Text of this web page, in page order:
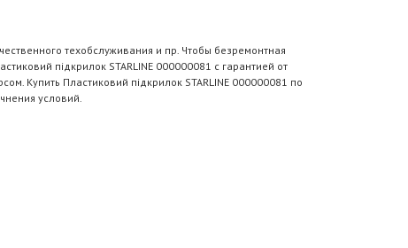
техобслуживания и пр. Чтобы безремонтная
пiдкрилок STARLINE 000000081 с гарантией от
Купить Пластиковий пiдкрилок STARLINE 000000081 по
условий.